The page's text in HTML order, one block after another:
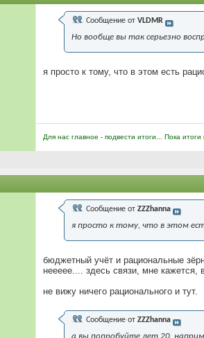
Сообщение от VLDMR
Но вообще вы так серьезно
я просто к тому, что в этом есть
Для нас главное - подвести итоги... Пока
Сообщение от ZZZhanna
я просто к тому, что в этом
бюджетный учёт и рациональные
неееее.... здесь связи, мне кажется,
не вижу ничего рационального и тут.
Сообщение от ZZZhanna
а вы попробуйте лет 20,